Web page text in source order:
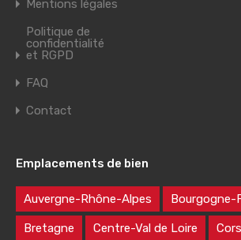
Mentions légales
Politique de
confidentialité
et RGPD
FAQ
Contact
Emplacements de bien
Auvergne-Rhône-Alpes Bourgogne-
Bretagne Centre-Val de Loire